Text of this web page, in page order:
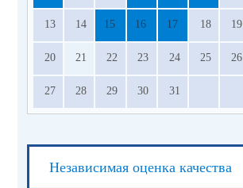
13 14 15 16 17 18 19
20 21 22 23 24 25 26
27 28 29 30 31
Независимая оценка качества